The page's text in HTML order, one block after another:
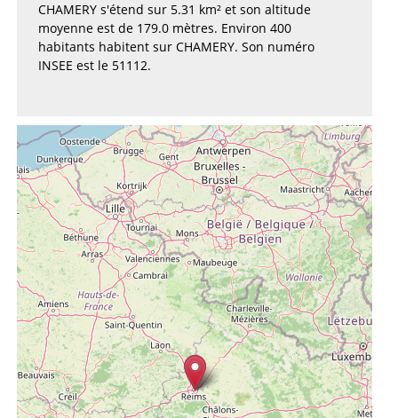
CHAMERY s'étend sur 5.31 km² et son altitude
moyenne est de 179.0 mètres. Environ 400
habitants habitent sur CHAMERY. Son numéro
INSEE est le 51112.